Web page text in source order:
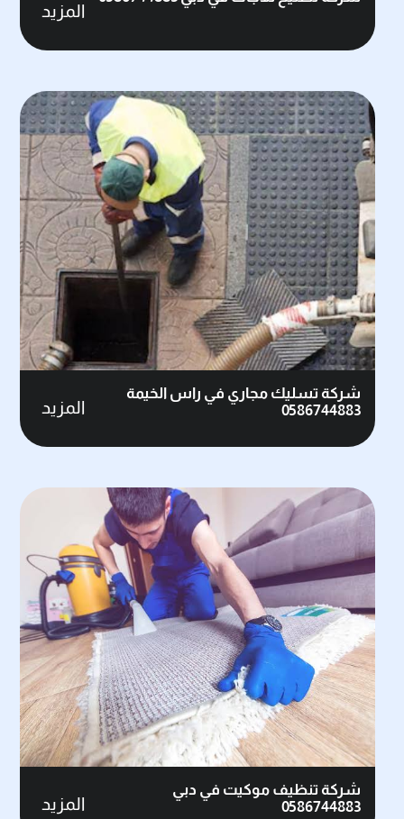
المزيد
شركة تسليك مجاري في راس الخيمة
0586744883
المزيد
شركة تنظيف موكيت في دبي
0586744883
المزيد